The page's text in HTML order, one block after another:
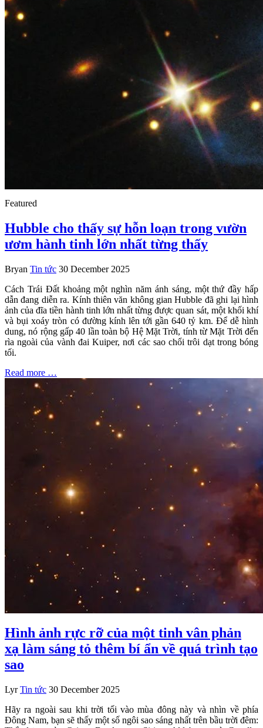
Featured
Hubble cho thấy sự hỗn loạn trong vườn
ươm hành tinh lớn nhất từng thấy
Bryan Tin tức 30 December 2025
Cách Trái Đất khoảng một nghìn năm ánh sáng, một thứ đầy hấp
dẫn đang diễn ra. Kính thiên văn không gian Hubble đã ghi lại hình
ảnh của đĩa tiền hành tinh lớn nhất từng được quan sát, một khối khí
và bụi xoáy tròn có đường kính lên tới gần 640 tỷ km. Để dễ hình
dung, nó rộng gấp 40 lần toàn bộ Hệ Mặt Trời, tính từ Mặt Trời đến
rìa ngoài của vành đai Kuiper, nơi các sao chổi trôi dạt trong bóng
tối.
Read more …
Hình ảnh rực rỡ của một tinh vân phản
xạ làm sáng tỏ thêm bí ẩn về quá trình tạo
sao
Lyr Tin tức 30 December 2025
Hãy ra ngoài sau khi trời tối vào mùa đông này và nhìn về phía
Đông Nam, bạn sẽ thấy một số ngôi sao sáng nhất trên bầu trời đêm: